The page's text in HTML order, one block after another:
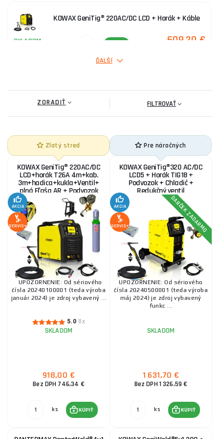
KOWAX GeniTig® 220AC/DC LCD + Horák + Káble
SKLADOM 609,20 €
SKLADOM 654,60 €
Jasic TIG 200P W212 + Horák + Zemniaci kábel
SKLADOM ks 428,90 €
KOWAX GeniTig® 210DC LCD SET6
SKLADOM u dodávateľa
KÚPIŤ 653,30 €
Sherman TIG 320ACDC pulse + Chladiace
zariadenie WS-7,5LT, vozík TIG, horák TIG
SKLADOM ks 1 440,00 €
KOWAX GeniTig® 210DC LCD SET2
ĎALŠÍ
ZORADIŤ FILTROVAŤ
Zlatý stred
KOWAX GeniTig® 220AC/DC
LCD+horák T26A 4m+kab.
3m+hadica+kukla+Ventil+
plná Fľaša AR + Podvozok
AKCIA
SERVIS+
UPOZORNENIE: Od sériového
čísla 20240100001 (teda výroba
január 2024) je zdroj vybavený ...
5.0 8x
SKLADOM
918,00 €
Bez DPH 746,34 €
ks KÚPIŤ
Pre náročných
KOWAX GeniTig®320 AC/DC
LCD5 + Horák TIG18 +
Podvozok + Chladič +
Redukčný ventil
AKCIA
SERVIS+ DARČEK ZADARMO
UPOZORNENIE: Od sériového
čísla 20240500001 (teda výroba
máj 2024) je zdroj vybavený
funkc ...
SKLADOM
1 631,70 €
Bez DPH 1 326,59 €
ks KÚPIŤ